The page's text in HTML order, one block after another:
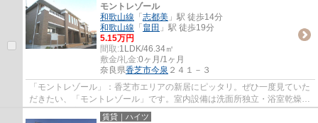
モントレゾール
和歌山線 「 志都美 」駅 徒歩14分
和歌山線 「 畠田 」駅 徒歩19分
5.15万円
間取:1LDK/46.34㎡
敷金/礼金:0ヶ月/1ヶ月
奈良県香芝市今泉 ２４１－３
「モントレゾール」：香芝市エリアの新居にピッタリ。ぜひ一度見ていた
だきたい、「モントレゾール」です。室内設備は洗面所独立・浴室乾燥機
など大変充実しております。追い焚き機能...
賃貸｜ハイツ